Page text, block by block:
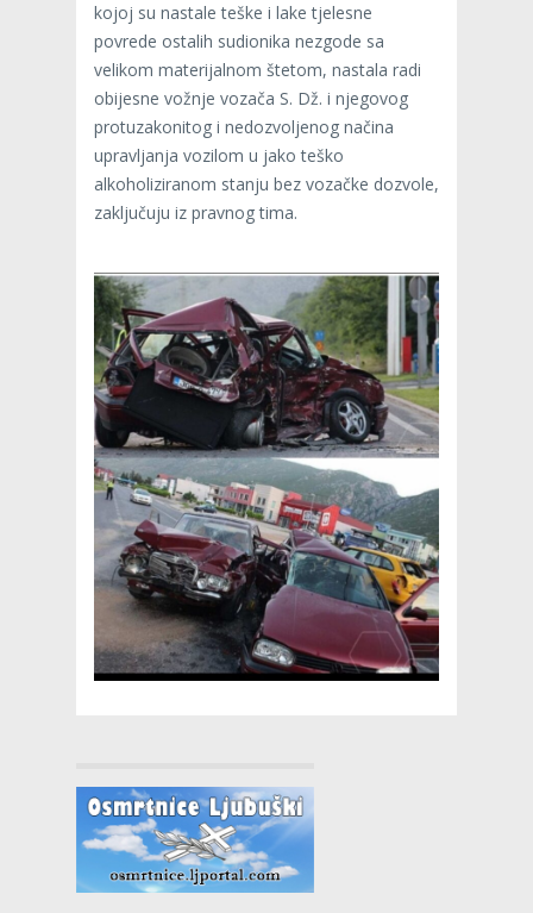
kojoj su nastale teške i lake tjelesne
povrede ostalih sudionika nezgode sa
velikom materijalnom štetom, nastala radi
obijesne vožnje vozača S. Dž. i njegovog
protuzakonitog i nedozvoljenog načina
upravljanja vozilom u jako teško
alkoholiziranom stanju bez vozačke dozvole,
zaključuju iz pravnog tima.